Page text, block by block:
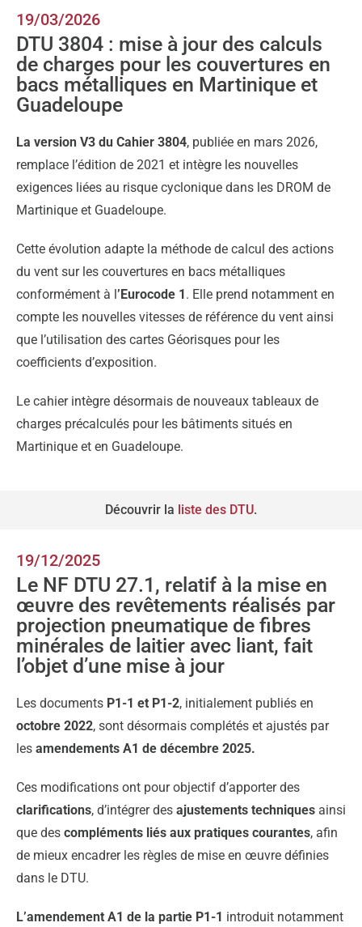
19/03/2026
DTU 3804 : mise à jour des calculs
de charges pour les couvertures en
bacs métalliques en Martinique et
Guadeloupe
La version V3 du Cahier 3804, publiée en mars 2026,
remplace l’édition de 2021 et intègre les nouvelles
exigences liées au risque cyclonique dans les DROM de
Martinique et Guadeloupe.
Cette évolution adapte la méthode de calcul des actions
du vent sur les couvertures en bacs métalliques
conformément à l ’Eurocode 1 . Elle prend notamment en
compte les nouvelles vitesses de référence du vent ainsi
que l’utilisation des cartes Géorisques pour les
coefficients d’exposition.
Le cahier intègre désormais de nouveaux tableaux de
charges précalculés pour les bâtiments situés en
Martinique et en Guadeloupe.
Découvrir la liste des DTU.
19/12/2025
Le NF DTU 27.1, relatif à la mise en
œuvre des revêtements réalisés par
projection pneumatique de fibres
minérales de laitier avec liant, fait
l’objet d’une mise à jour
Les documents P1-1 et P1-2, initialement publiés en
octobre 2022, sont désormais complétés et ajustés par
les amendements A1 de décembre 2025.
Ces modifications ont pour objectif d’apporter des
clarifications, d’intégrer des ajustements techniques ainsi
que des compléments liés aux pratiques courantes, afin
de mieux encadrer les règles de mise en œuvre définies
dans le DTU.
L’amendement A1 de la partie P1-1 introduit notamment